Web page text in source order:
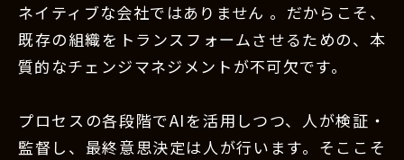
ネイティブな会社ではありません 。だからこそ、
既存の組織をトランスフォームさせるための、本
質的なチェンジマネジメントが不可欠です。
プロセスの各段階でAIを活用しつつ、人が検証・
監督し、最終意思決定は人が行います。そここそ